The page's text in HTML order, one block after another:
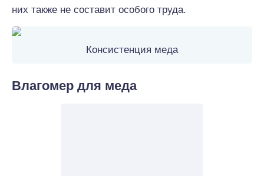
них также не составит особого труда.
Консистенция меда
Влагомер для меда